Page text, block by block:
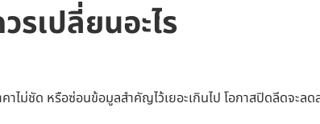
รเปลี่ยนอะไร
าไม่ชัด หรือซ่อนข้อมูลสำคัญไว้เยอะเกินไป โอกาสปิดลีดจะลด